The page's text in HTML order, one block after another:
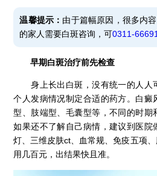
温馨提示： 由于篇幅原因，很多内
的家人需要白斑咨询，可0311-
早期白斑治疗前先检查
身上长出白斑，没有统一的人人
个人发病情况制定合适的药方。白癜
型、肢端型、毛囊型等，不同的时期
如果还不了解自己病情，建议到医院
灯、三维皮肤ct、血常规、免疫五项
用几百元，出结果快且准。